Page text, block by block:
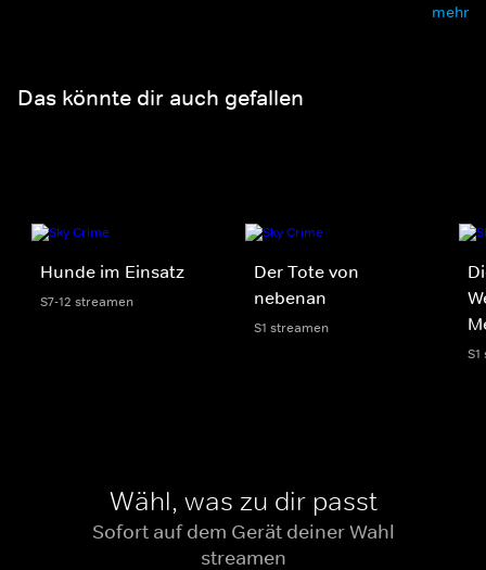
mehr
Das könnte dir auch gefallen
Hunde im Einsatz
S7-12 streamen
Der Tote von
nebenan
S1 streamen
Wähl, was zu dir passt
Sofort auf dem Gerät deiner Wahl
streamen